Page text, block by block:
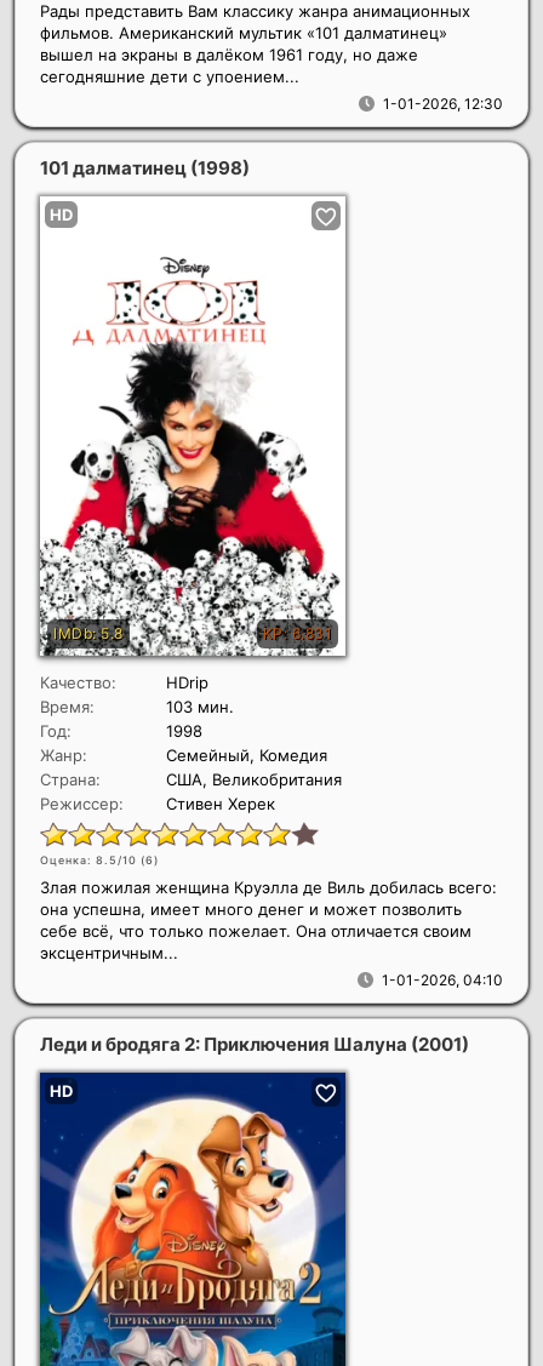
1-01-2026, 12:30
Рады представить Вам классику жанра анимационных
фильмов. Американский мультик «101 далматинец»
вышел на экраны в далёком 1961 году, но даже
сегодняшние дети с упоением...
101 далматинец (1998)
Качество:
HDrip
Время:
103 мин.
Год:
1998
Жанр:
Семейный, Комедия
Страна:
США, Великобритания
Режиссер:
Стивен Херек
Оценка: 8.5/10 (6)
1-01-2026, 04:10
Злая пожилая женщина Круэлла де Виль добилась всего:
она успешна, имеет много денег и может позволить
себе всё, что только пожелает. Она отличается своим
эксцентричным...
Леди и бродяга 2: Приключения Шалуна (2001)